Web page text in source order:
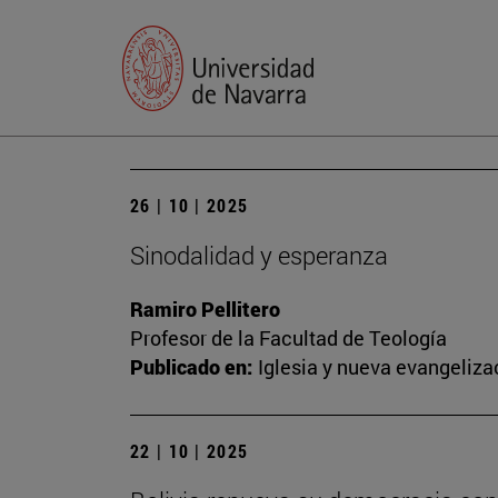
26 | 10 | 2025
Sinodalidad y esperanza
Ramiro Pellitero
Profesor de la Facultad de Teología
Publicado en: Iglesia y nueva
22 | 10 | 2025